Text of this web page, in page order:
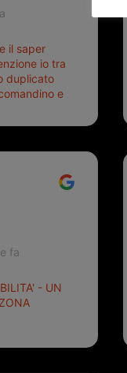
il saper
io tra
duplicato
e
il signor
fa
- UN